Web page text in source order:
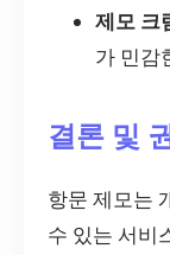
제모 크
가 민감
결론 및
항문 제모는
수 있는 서비